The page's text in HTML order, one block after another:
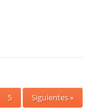
5
Siguientes »